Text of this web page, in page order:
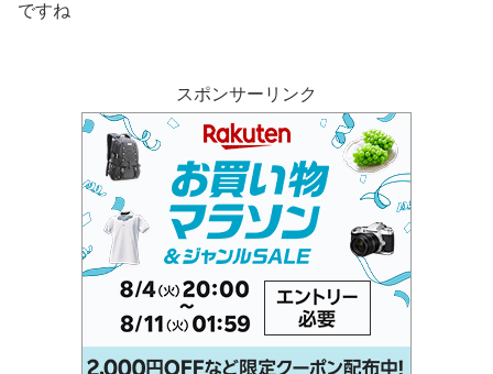
ですね
スポンサーリンク